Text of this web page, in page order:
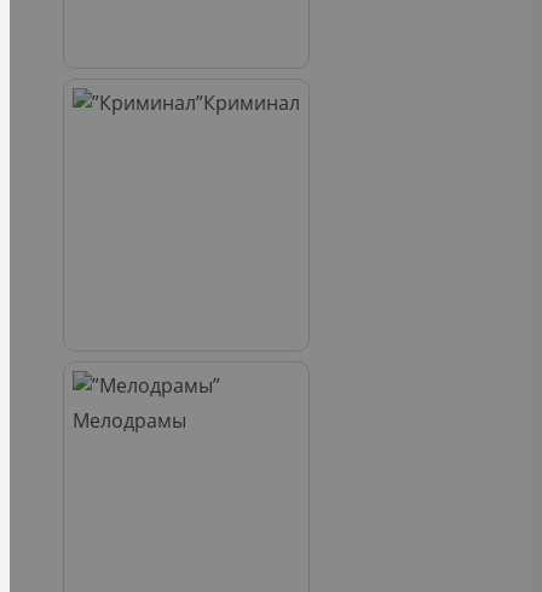
Криминал
Мелодрамы